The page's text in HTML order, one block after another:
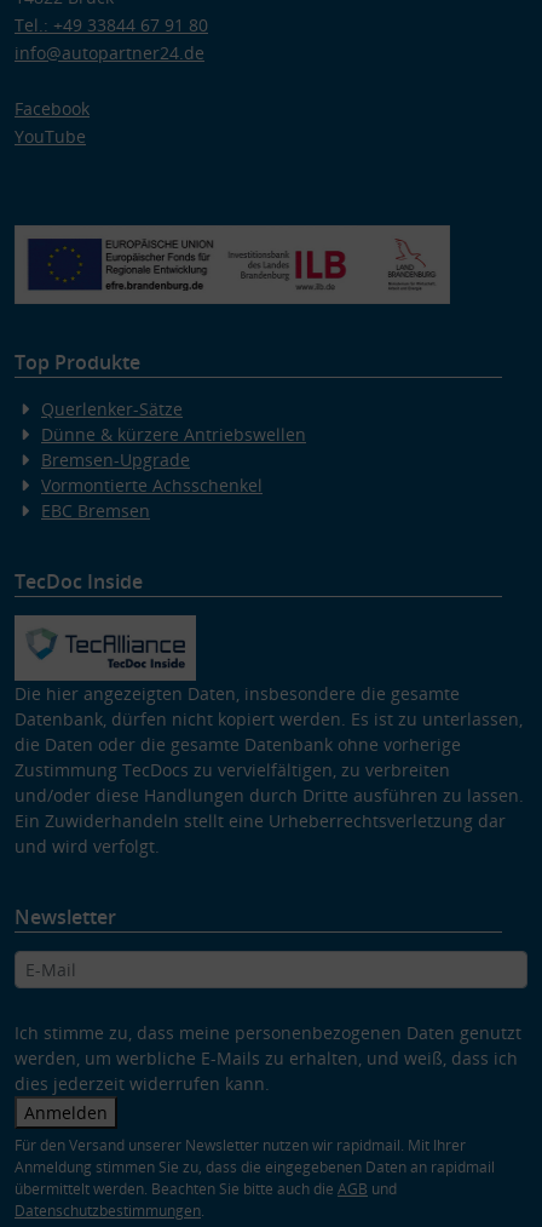
Tel.: +49 33844 67 91 80
info@autopartner24.de
Facebook
YouTube
Top Produkte
Querlenker-Sätze
Dünne & kürzere Antriebswellen
Bremsen-Upgrade
Vormontierte Achsschenkel
EBC Bremsen
TecDoc Inside
Die hier angezeigten Daten, insbesondere die gesamte
Datenbank, dürfen nicht kopiert werden. Es ist zu unterlassen,
die Daten oder die gesamte Datenbank ohne vorherige
Zustimmung TecDocs zu vervielfältigen, zu verbreiten
und/oder diese Handlungen durch Dritte ausführen zu lassen.
Ein Zuwiderhandeln stellt eine Urheberrechtsverletzung dar
und wird verfolgt.
Newsletter
Ich stimme zu, dass meine personenbezogenen Daten genutzt
werden, um werbliche E-Mails zu erhalten, und weiß, dass ich
dies jederzeit widerrufen kann.
Anmelden
Für den Versand unserer Newsletter nutzen wir rapidmail. Mit Ihrer
Anmeldung stimmen Sie zu, dass die eingegebenen Daten an rapidmail
übermittelt werden. Beachten Sie bitte auch die AGB und
Datenschutzbestimmungen.